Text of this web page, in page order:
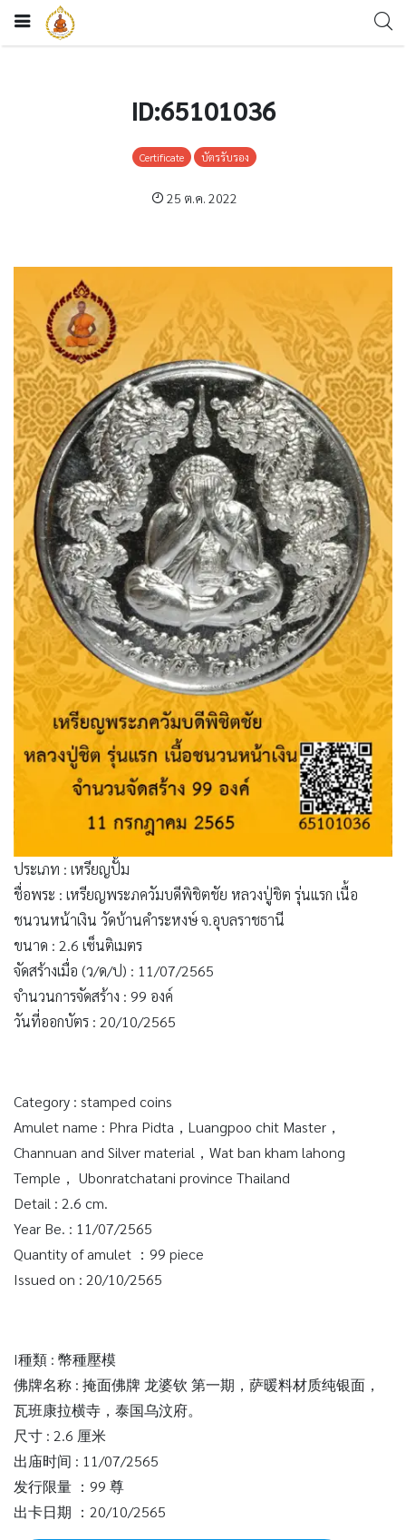
ID:65101036
Certificate บัตรรับรอง
25 ต.ค. 2022
ประเภท : เหรียญปั้ม
ชื่อพระ : เหรียญพระภควัมบดีพิชิตชัย หลวงปู่ชิต รุ่นแรก เนื้อ
ชนวนหน้าเงิน วัดบ้านคำระหงษ์ จ.อุบลราชธานี
ขนาด : 2.6 เซ็นติเมตร
จัดสร้างเมื่อ (ว/ด/ป) : 11/07/2565
จำนวนการจัดสร้าง : 99 องค์
วันที่ออกบัตร : 20/10/2565
Category : stamped coins
Amulet name : Phra Pidta，Luangpoo chit Master，
Channuan and Silver material，Wat ban kham lahong
Temple， Ubonratchatani province Thailand
Detail : 2.6 cm.
Year Be. : 11/07/2565
Quantity of amulet ：99 piece
Issued on : 20/10/2565
I種類 : 幣種壓模
佛牌名称 : 掩面佛牌 龙婆钦 第一期，萨暖料材质纯银面，
瓦班康拉横寺，泰国乌汶府。
尺寸 : 2.6 厘米
出庙时间 : 11/07/2565
发行限量 ：99 尊
出卡日期 ：20/10/2565